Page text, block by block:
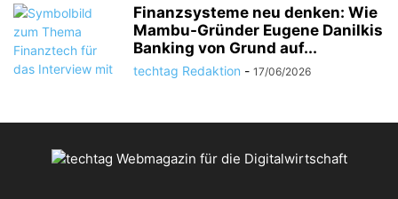
Finanzsysteme neu denken: Wie
Mambu-Gründer Eugene Danilkis
Banking von Grund auf...
techtag Redaktion - 17/06/2026